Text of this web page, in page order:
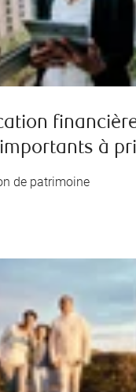
à
de patrimoine